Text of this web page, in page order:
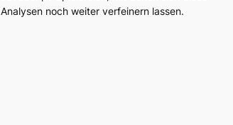
Analysen noch weiter verfeinern lassen.